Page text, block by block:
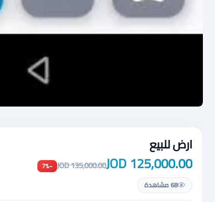
ارض للبيع
125,000.00 JOD
135,000.00 JOD
−7%
68 مشاهدة